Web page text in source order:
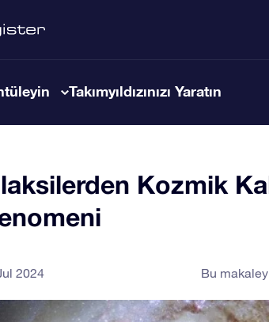
Takımyıldızınızı Yaratın
Kozmik
2024 Bu